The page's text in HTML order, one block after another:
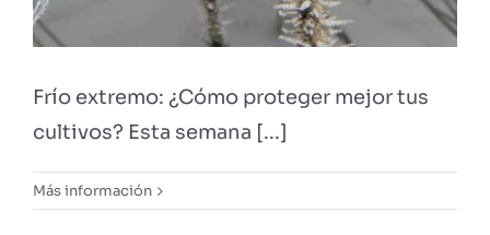
Frío extremo: ¿Cómo proteger mejor tus
cultivos? Esta semana [...]
Más información